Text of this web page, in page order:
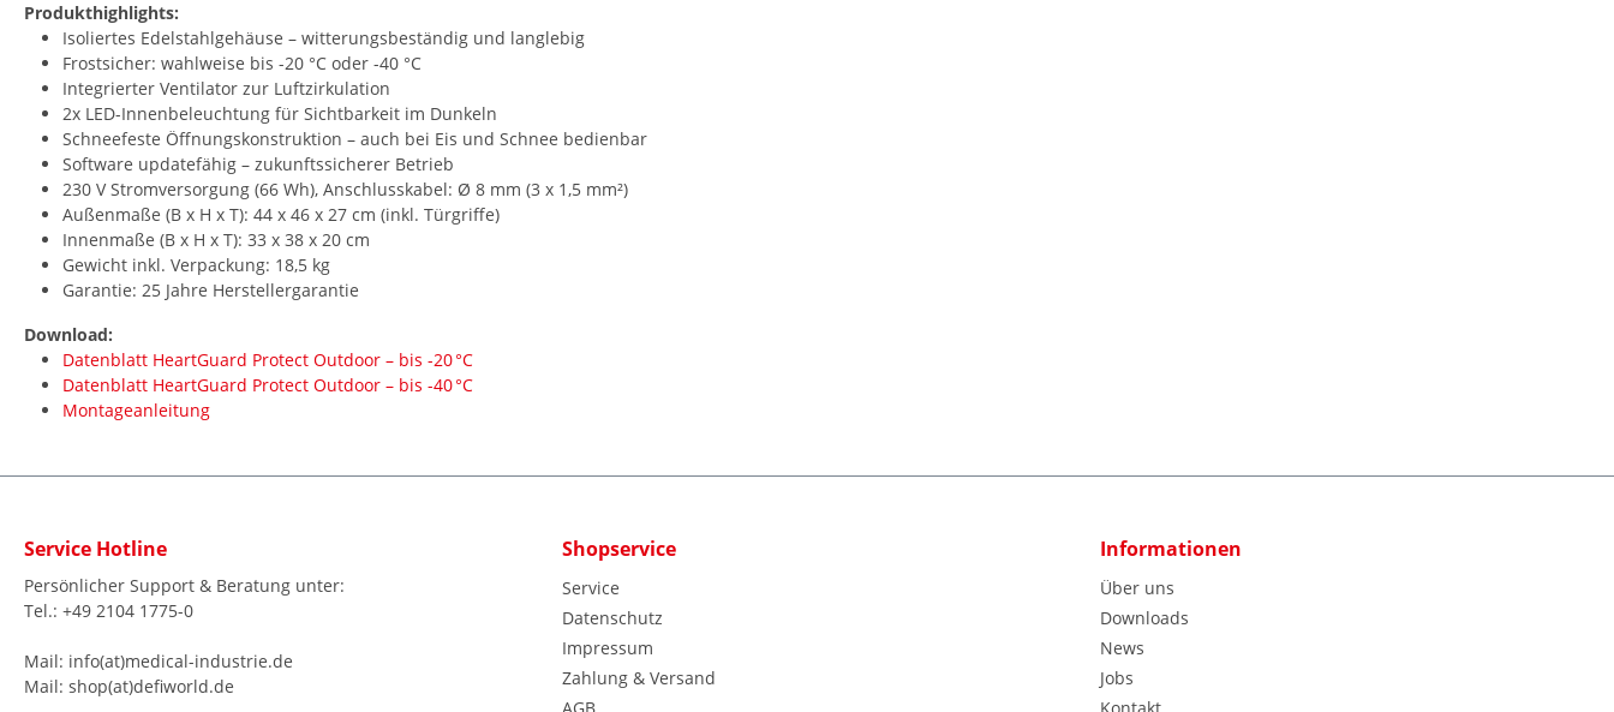
Produkthighlights:
Isoliertes Edelstahlgehäuse – witterungsbeständig und langlebig
Frostsicher: wahlweise bis -20 °C oder -40 °C
Integrierter Ventilator zur Luftzirkulation
2x LED-Innenbeleuchtung für Sichtbarkeit im Dunkeln
Schneefeste Öffnungskonstruktion – auch bei Eis und Schnee bedienbar
Software updatefähig – zukunftssicherer Betrieb
230 V Stromversorgung (66 Wh), Anschlusskabel: Ø 8 mm (3 x 1,5 mm²)
Außenmaße (B x H x T): 44 x 46 x 27 cm (inkl. Türgriffe)
Innenmaße (B x H x T): 33 x 38 x 20 cm
Gewicht inkl. Verpackung: 18,5 kg
Garantie: 25 Jahre Herstellergarantie
Download:
Datenblatt HeartGuard Protect Outdoor – bis -20 °C
Datenblatt HeartGuard Protect Outdoor – bis -40 °C
Montageanleitung
Service Hotline
Persönlicher Support & Beratung unter:
Tel.: +49 2104 1775-0
Mail: info(at)medical-industrie.de
Mail: shop(at)defiworld.de
Shopservice
Service
Datenschutz
Impressum
Zahlung & Versand
Informationen
Über uns
Downloads
News
Jobs